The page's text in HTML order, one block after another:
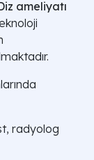
ameliyatı
radyolog